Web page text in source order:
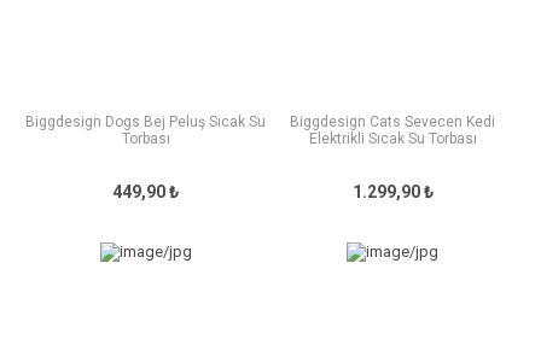
Biggdesign Dogs Bej Peluş Sıcak Su
Torbası
449,90 ₺
Biggdesign Cats Sevecen Kedi
Elektrikli Sıcak Su Torbası
1.299,90 ₺